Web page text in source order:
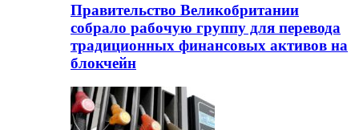
Правительство Великобритании
собрало рабочую группу для перевода
традиционных финансовых активов на
блокчейн